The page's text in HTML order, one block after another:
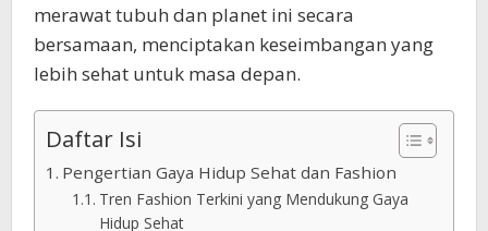
merawat tubuh dan planet ini secara
bersamaan, menciptakan keseimbangan yang
lebih sehat untuk masa depan.
Daftar Isi
Pengertian Gaya Hidup Sehat dan Fashion
Tren Fashion Terkini yang Mendukung Gaya
Hidup Sehat